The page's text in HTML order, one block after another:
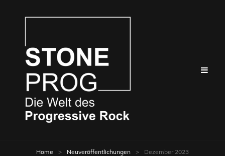
Home > Neuveröffentlichungen > Dezember 2023